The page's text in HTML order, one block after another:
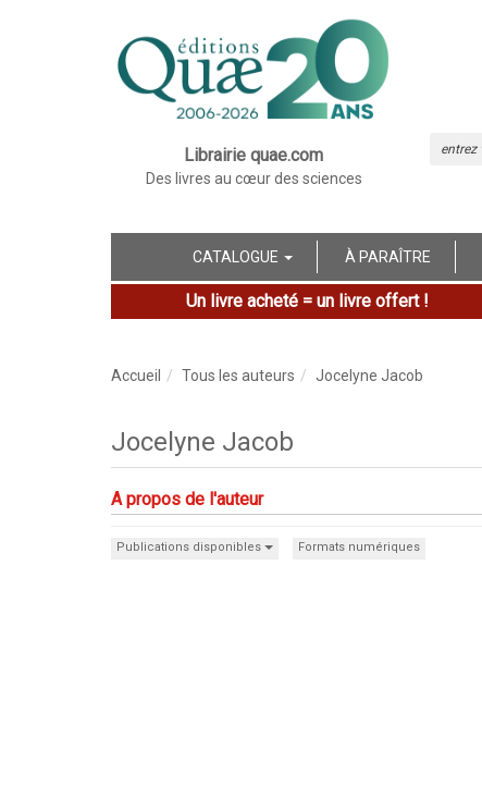
Librairie quae.com
Des livres au cœur des sciences
CATALOGUE À PARAÎTRE
Un livre acheté = un livre offert !
Accueil Tous les auteurs Jocelyne Jacob
Jocelyne Jacob
A propos de l'auteur
Publications disponibles Formats numériques